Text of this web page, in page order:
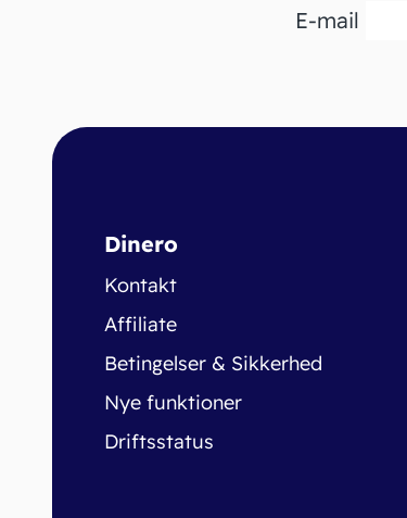
E-mail
Dinero
Kontakt
Affiliate
Betingelser & Sikkerhed
Nye funktioner
Driftsstatus